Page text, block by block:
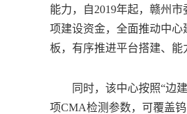
能力，自2019年起，赣州
项建设资金，全面推动中
板，有序推进平台搭建、能
同时，该中心按照“边建
项CMA检测参数，可覆盖